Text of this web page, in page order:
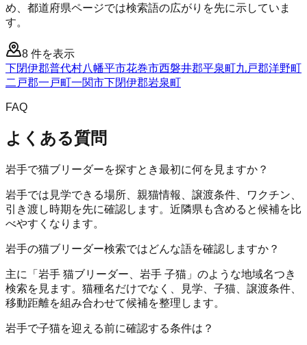
め、都道府県ページでは検索語の広がりを先に示していま
す。
8 件を表示
下閉伊郡普代村八幡平市花巻市西磐井郡平泉町九戸郡洋野町
二戸郡一戸町一関市下閉伊郡岩泉町
FAQ
よくある質問
岩手で猫ブリーダーを探すとき最初に何を見ますか？
岩手では見学できる場所、親猫情報、譲渡条件、ワクチン、
引き渡し時期を先に確認します。近隣県も含めると候補を比
べやすくなります。
岩手の猫ブリーダー検索ではどんな語を確認しますか？
主に「岩手 猫ブリーダー、岩手 子猫」のような地域名つき
検索を見ます。猫種名だけでなく、見学、子猫、譲渡条件、
移動距離を組み合わせて候補を整理します。
岩手で子猫を迎える前に確認する条件は？